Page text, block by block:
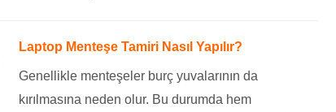
Laptop Menteşe Tamiri Nasıl Yapılır?
Genellikle menteşeler burç yuvalarının da
kırılmasına neden olur. Bu durumda hem